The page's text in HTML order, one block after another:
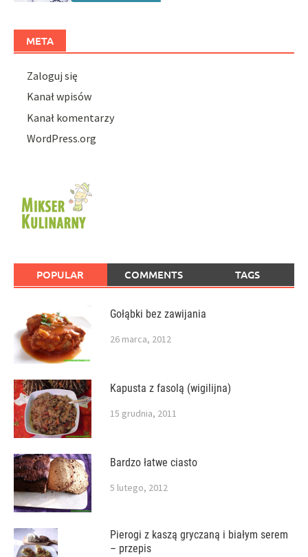
META
Zaloguj się
Kanał wpisów
Kanał komentarzy
WordPress.org
POPULAR COMMENTS TAGS
Gołąbki bez zawijania
26 marca, 2012
Kapusta z fasolą (wigilijna)
15 grudnia, 2011
Bardzo łatwe ciasto
5 lutego, 2012
Pierogi z kaszą gryczaną i białym serem
– przepis